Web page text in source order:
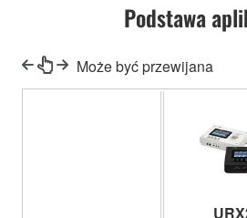
Podstawa
Może być przewijana